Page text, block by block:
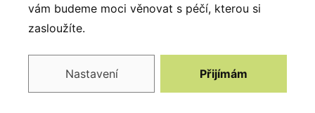
výkyvům a mechanickému poškození.
vám budeme moci věnovat s péčí, kterou si
zasloužíte.
Nastavení Přijímám